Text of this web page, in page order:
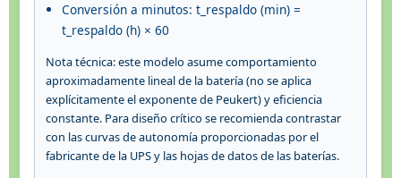
Conversión a minutos: t_respaldo (min) =
t_respaldo (h) × 60
Nota técnica: este modelo asume comportamiento
aproximadamente lineal de la batería (no se aplica
explícitamente el exponente de Peukert) y eficiencia
constante. Para diseño crítico se recomienda contrastar
con las curvas de autonomía proporcionadas por el
fabricante de la UPS y las hojas de datos de las baterías.